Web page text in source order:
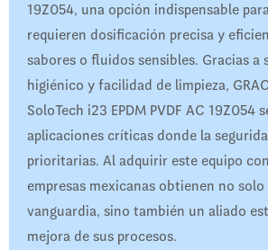
19Z054, una opción indispensable
requieren dosificación precisa y
sabores o fluidos sensibles. Gracias a
higiénico y facilidad de limpieza,
SoloTech i23 EPDM PVDF AC 19Z054
aplicaciones críticas donde la
prioritarias. Al adquirir este equipo con
empresas mexicanas obtienen no
vanguardia, sino también un aliado
mejora de sus procesos.